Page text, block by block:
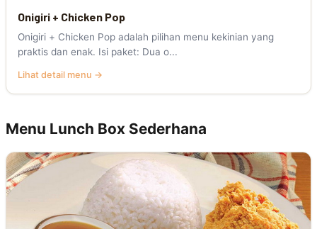
Onigiri + Chicken Pop
Onigiri + Chicken Pop adalah pilihan menu kekinian yang
praktis dan enak. Isi paket: Dua o...
Lihat detail menu →
Menu Lunch Box Sederhana